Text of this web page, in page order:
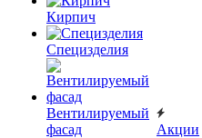
Кирпич
Специзделия
Вентилируемый
фасад
Акции